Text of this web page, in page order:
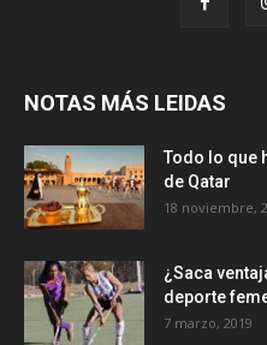
NOTAS MÁS LEIDAS
Todo lo que
de Qatar
18 noviembre,
¿Saca
deporte
7 marzo, 2019